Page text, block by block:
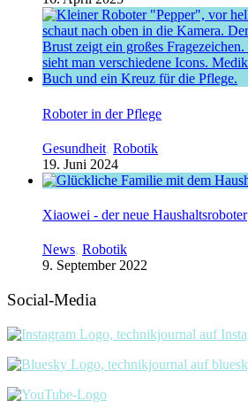
Roboter in der Pflege
Gesundheit, Robotik
19. Juni 2024
Xiaowei - der neue Haushaltsroboter
News, Robotik
9. September 2022
Social-Media